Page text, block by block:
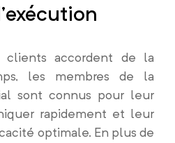
accordent de la
les membres de la
sont connus pour leur
rapidement et leur
optimale. En plus de